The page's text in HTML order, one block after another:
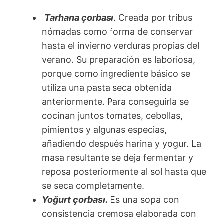
Tarhana çorbası. Creada por tribus
nómadas como forma de conservar
hasta el invierno verduras propias del
verano. Su preparación es laboriosa,
porque como ingrediente básico se
utiliza una pasta seca obtenida
anteriormente. Para conseguirla se
cocinan juntos tomates, cebollas,
pimientos y algunas especias,
añadiendo después harina y yogur. La
masa resultante se deja fermentar y
reposa posteriormente al sol hasta que
se seca completamente.
Yoğurt çorbası. Es una sopa con
consistencia cremosa elaborada con